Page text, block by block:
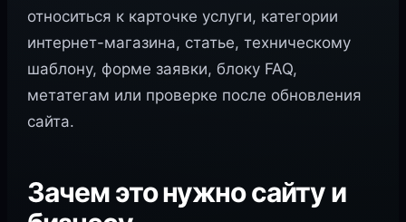
относиться к карточке услуги, категории
интернет-магазина, статье, техническому
шаблону, форме заявки, блоку FAQ,
метатегам или проверке после обновления
сайта.
Зачем это нужно сайту и